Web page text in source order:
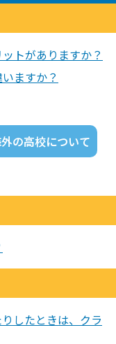
トがありますか？
ますか？
の高校について
したときは、クラ